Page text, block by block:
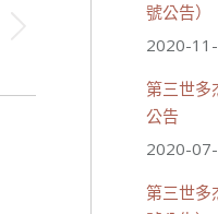
號公告）
2020-
第三世多
公告
2020-
第三世多